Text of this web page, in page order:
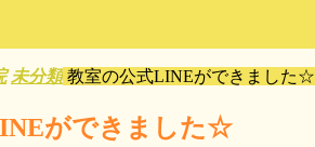
未分類 教室の公式LINEができました☆
ができました☆